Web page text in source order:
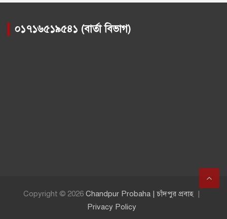
০১৭১৬৫১৯৫৪১ (বার্তা বিভাগ)
Copyright © 2026 Chandpur Probaha | চাঁদপুর প্রবাহ
Privacy Policy